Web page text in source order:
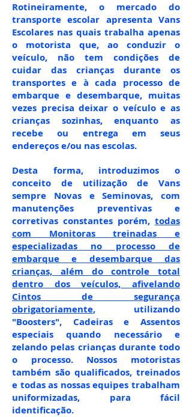
Rotineiramente, o mercado do
transporte escolar apresenta Vans
Escolares nas quais trabalha apenas
o motorista que, ao conduzir o
veículo, não tem condições de
cuidar das crianças durante os
transportes e à cada processo de
embarque e desembarque, muitas
vezes precisa deixar o veículo e as
crianças sozinhas, enquanto as
recebe ou entrega em seus
endereços e/ou nas escolas.
Desta forma, introduzimos o
conceito de utilização de Vans
sempre Novas e Seminovas, com
manutenções preventivas e
corretivas constantes porém, todas
com Monitoras treinadas e
especializadas no processo de
embarque e desembarque das
crianças, além do controle total
dentro dos veículos, afivelando
Cintos de segurança
obrigatoriamente, utilizando
"Boosters", Cadeiras e Assentos
especiais quando necessário e
zelando pelas crianças durante todo
o processo. Nossos motoristas
também são qualificados, treinados
e todas as nossas equipes trabalham
uniformizadas, para fácil
identificação.